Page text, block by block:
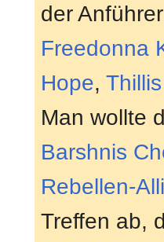
der
Freedonna
Hope,
Man wollte
Barshnis
Rebellen-
Treffen ab,